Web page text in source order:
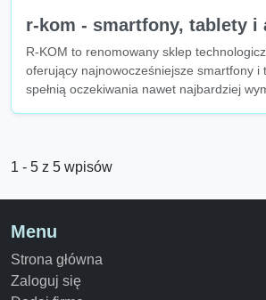
r-kom - smartfony, tablety i
R-KOM to renomowany sklep
oferujący najnowocześniejsze smartfony i
spełnią oczekiwania nawet najbardziej
1 - 5 z 5 wpisów
Menu
Strona główna
Zaloguj się